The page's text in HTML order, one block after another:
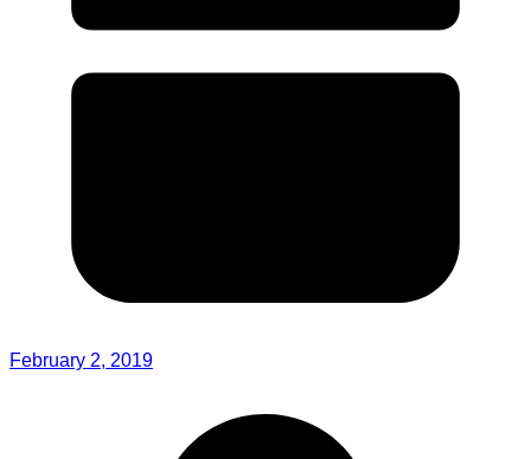
February 2, 2019